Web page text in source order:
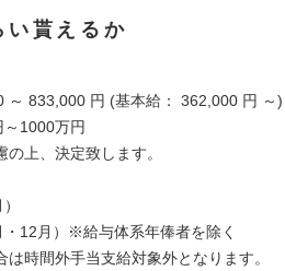
い貰えるか
～ 833,000 円 (基本給： 362,000 円 ～)
1000万円
上、決定致します。
12月）※給与体系年俸者を除く
時間外手当支給対象外となります。